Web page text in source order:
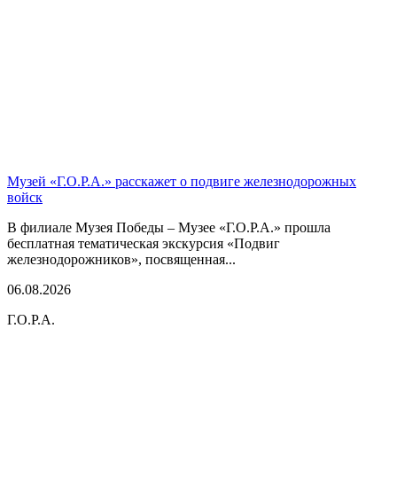
Музей «Г.О.Р.А.» расскажет о подвиге железнодорожных
войск
В филиале Музея Победы – Музее «Г.О.Р.А.» прошла
бесплатная тематическая экскурсия «Подвиг
железнодорожников», посвященная...
06.08.2026
Г.О.Р.А.